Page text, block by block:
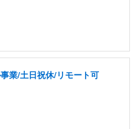
業/土日祝休/リモート可